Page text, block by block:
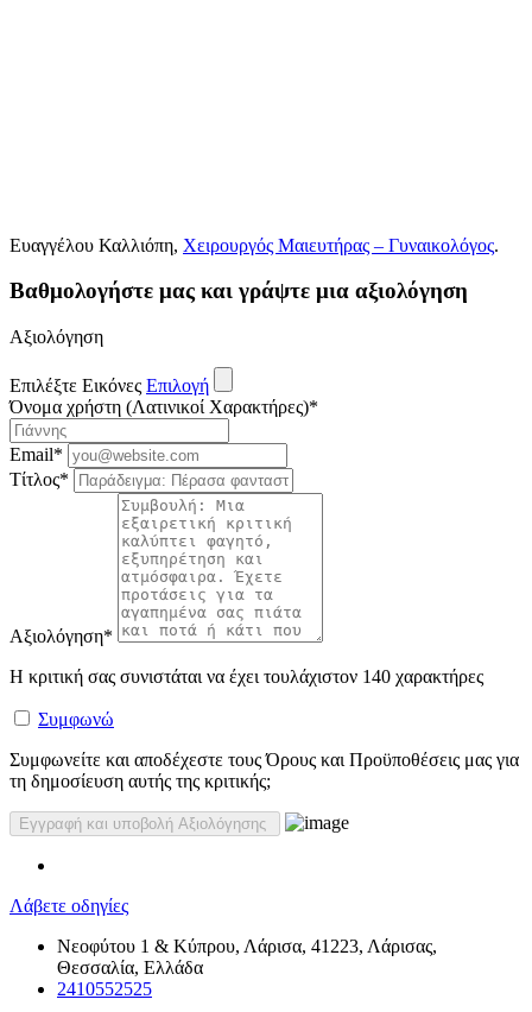
Ευαγγέλου Καλλιόπη, Χειρουργός Μαιευτήρας – Γυναικολόγος.
Βαθμολογήστε μας και γράψτε μια αξιολόγηση
Αξιολόγηση
Επιλέξτε Εικόνες Επιλογή
Όνομα χρήστη (Λατινικοί Χαρακτήρες)*
Email*
Τίτλος*
Αξιολόγηση*
Η κριτική σας συνιστάται να έχει τουλάχιστον 140 χαρακτήρες
Συμφωνώ
Συμφωνείτε και αποδέχεστε τους Όρους και Προϋποθέσεις μας για
τη δημοσίευση αυτής της κριτικής;
Λάβετε οδηγίες
Νεοφύτου 1 & Κύπρου, Λάρισα, 41223, Λάρισας,
Θεσσαλία, Ελλάδα
2410552525